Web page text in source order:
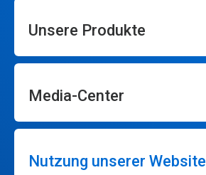
Unsere Produkte
Media-Center
Nutzung unserer Website